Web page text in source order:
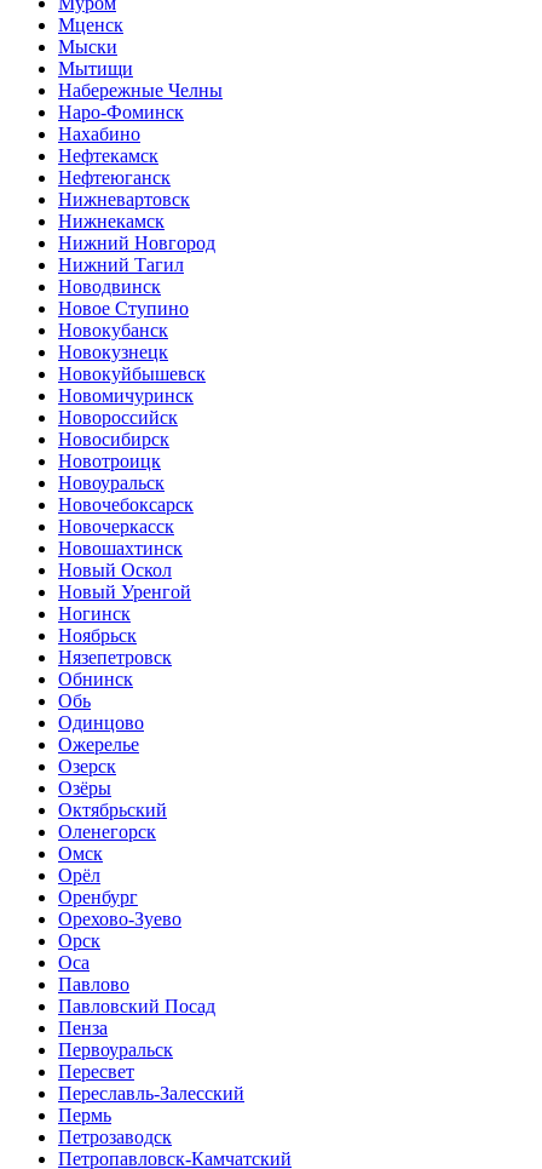
Мценск
Мыски
Мытищи
Набережные Челны
Наро-Фоминск
Нахабино
Нефтекамск
Нефтеюганск
Нижневартовск
Нижнекамск
Нижний Новгород
Нижний Тагил
Новодвинск
Новое Ступино
Новокубанск
Новокузнецк
Новокуйбышевск
Новомичуринск
Новороссийск
Новосибирск
Новотроицк
Новоуральск
Новочебоксарск
Новочеркасск
Новошахтинск
Новый Оскол
Новый Уренгой
Ногинск
Ноябрьск
Нязепетровск
Обнинск
Обь
Одинцово
Ожерелье
Озерск
Озёры
Октябрьский
Оленегорск
Омск
Орёл
Оренбург
Орехово-Зуево
Орск
Оса
Павлово
Павловский Посад
Пенза
Первоуральск
Пересвет
Переславль-Залесский
Пермь
Петрозаводск
Петропавловск-Камчатский